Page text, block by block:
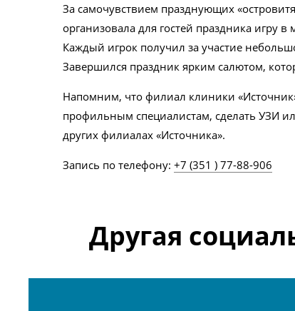
За самочувствием празднующих
организовала для гостей праздника
Каждый игрок получил за участие
Завершился праздник ярким салютом,
Напомним, что филиал клиники
профильным специалистам, сделать УЗИ
других филиалах «Источника».
Запись по телефону: +7 (351 ) 77-88-906
Другая